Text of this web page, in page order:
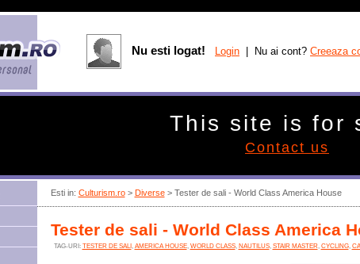
Esti in: Culturism.ro> Diverse> Tester de sali - World Class America House
Tester de sali - World Class America
TAG-URI: TESTER DE SALI , AMERICA HOUSE, WORLD CLASS, NAUTILUS, STAIR MASTER, CYCLING,
Nu esti logat! Login | Nu ai cont? Creeaza
This site is for
Contact us